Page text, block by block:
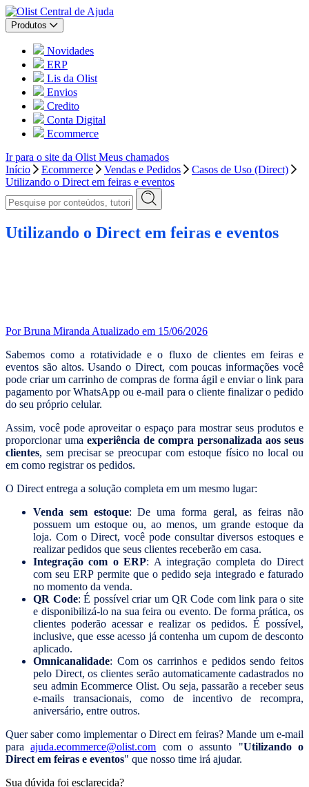
Central de Ajuda
Produtos
Novidades
ERP
Lis da Olist
Envios
Credito
Conta Digital
Ecommerce
Ir para o site da Olist Meus chamados
Início
Ecommerce Vendas e Pedidos
Casos de Uso (Direct)
Utilizando o Direct em feiras e eventos
Utilizando o Direct em feiras e eventos
Por Bruna Miranda Atualizado em 15/06/2026
Sabemos como a rotatividade e o fluxo de clientes em feiras e
eventos são altos. Usando o Direct, com poucas informações você
pode criar um carrinho de compras de forma ágil e enviar o link para
pagamento por WhatsApp ou e-mail para o cliente finalizar o pedido
do seu próprio celular.
Assim, você pode aproveitar o espaço para mostrar seus produtos e
proporcionar uma experiência de compra personalizada aos seus
clientes, sem precisar se preocupar com estoque físico no local ou
em como registrar os pedidos.
O Direct entrega a solução completa em um mesmo lugar:
Venda sem estoque: De uma forma geral, as feiras não
possuem um estoque ou, ao menos, um grande estoque da
loja. Com o Direct, você pode consultar diversos estoques e
realizar pedidos que seus clientes receberão em casa.
Integração com o ERP: A integração completa do Direct
com seu ERP permite que o pedido seja integrado e faturado
no momento da venda.
QR Code: É possível criar um QR Code com link para o site
e disponibilizá-lo na sua feira ou evento. De forma prática, os
clientes poderão acessar e realizar os pedidos. É possível,
inclusive, que esse acesso já contenha um cupom de desconto
aplicado.
Omnicanalidade: Com os carrinhos e pedidos sendo feitos
pelo Direct, os clientes serão automaticamente cadastrados no
seu admin Ecommerce Olist. Ou seja, passarão a receber seus
e-mails transacionais, como de incentivo de recompra,
aniversário, entre outros.
Quer saber como implementar o Direct em feiras? Mande um e-mail
paraajuda.ecommerce@olist.com com o assunto "Utilizando o
Direct em feiras e eventos" que nosso time irá ajudar.
Sua dúvida foi esclarecida?